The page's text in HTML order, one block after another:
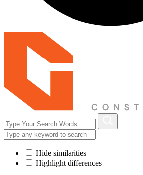
Hide similarities
Highlight differences